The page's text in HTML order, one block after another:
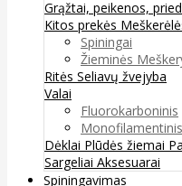
Grąžtai, peikenos,
Kitos prekės
Spiningai
Žieminės
Ritės Seliavų žvejyba
Valai
Fluorokarboninis
Monofilamentinis
Dėklai Plūdės žiemai
Sargeliai Aksesuarai
Spiningavimas